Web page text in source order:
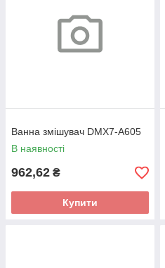
Ванна змішувач DMX7-A605
В наявності
962,62 ₴
Купити